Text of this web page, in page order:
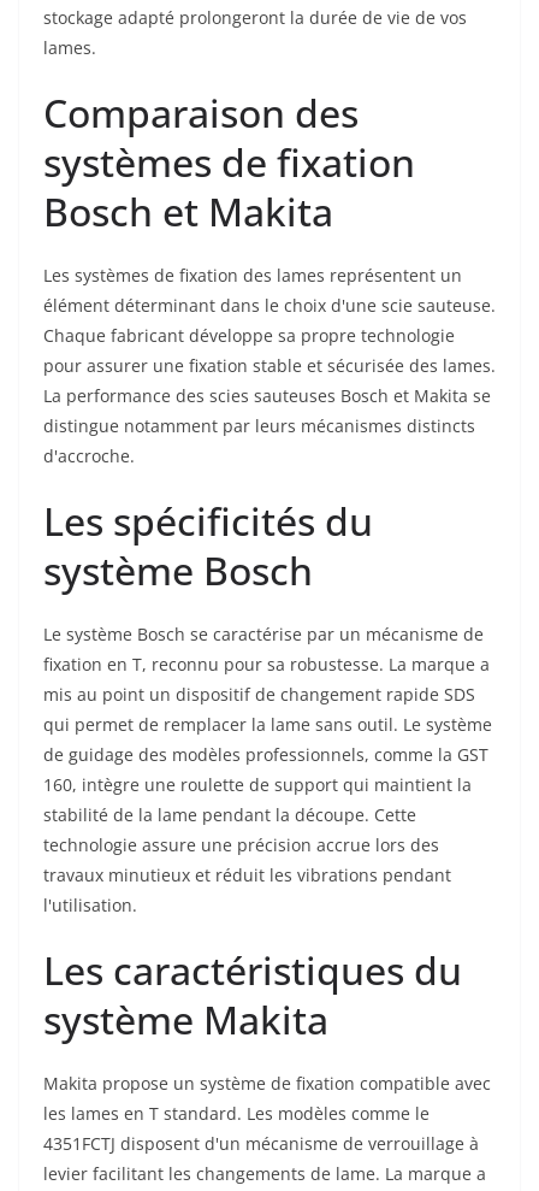
stockage adapté prolongeront la durée de vie de vos
lames.
Comparaison des
systèmes de fixation
Bosch et Makita
Les systèmes de fixation des lames représentent un
élément déterminant dans le choix d'une scie sauteuse.
Chaque fabricant développe sa propre technologie
pour assurer une fixation stable et sécurisée des lames.
La performance des scies sauteuses Bosch et Makita se
distingue notamment par leurs mécanismes distincts
d'accroche.
Les spécificités du
système Bosch
Le système Bosch se caractérise par un mécanisme de
fixation en T, reconnu pour sa robustesse. La marque a
mis au point un dispositif de changement rapide SDS
qui permet de remplacer la lame sans outil. Le système
de guidage des modèles professionnels, comme la GST
160, intègre une roulette de support qui maintient la
stabilité de la lame pendant la découpe. Cette
technologie assure une précision accrue lors des
travaux minutieux et réduit les vibrations pendant
l'utilisation.
Les caractéristiques du
système Makita
Makita propose un système de fixation compatible avec
les lames en T standard. Les modèles comme le
4351FCTJ disposent d'un mécanisme de verrouillage à
levier facilitant les changements de lame. La marque a